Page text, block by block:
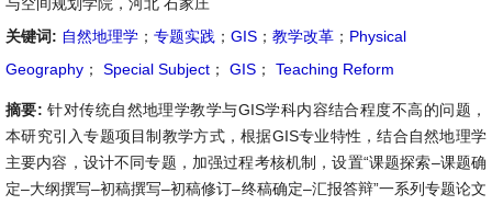
关键词: 自然地理学 ； 专题实践 ； GIS ； 教学改革 ； Physical
Geography ； Special Subject ； GIS ； Teaching Reform
摘要:针对传统自然地理学教学与GIS学科内容结合程度不高的问题，
本研究引入专题项目制教学方式，根据GIS专业特性，结合自然地理学
主要内容，设计不同专题，加强过程考核机制，设置“课题探索–课题确
定–大纲撰写–初稿撰写–初稿修订–终稿确定–汇报答辩”一系列专题论文